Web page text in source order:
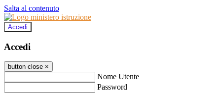
Salta al contenuto
Accedi
Accedi
button close ×
Nome Utente
Password